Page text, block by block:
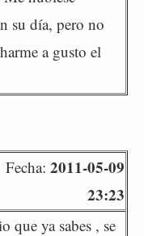
su día, pero no
a gusto el
Fecha: 2011-05-09
23:23
que ya sabes , se